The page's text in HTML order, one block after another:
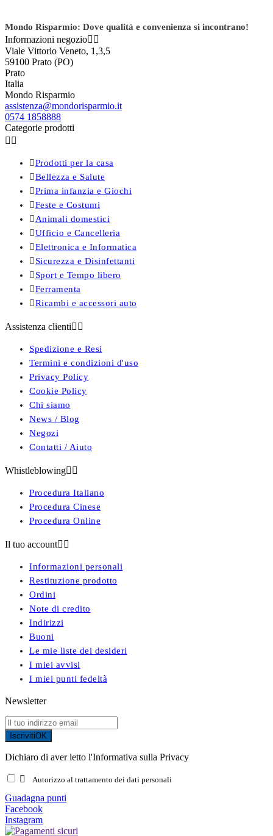
Mondo Risparmio: Dove qualità e convenienza si incontrano!
Informazioni negozio 
Viale Vittorio Veneto, 1,3,5
59100 Prato (PO)
Prato
Italia
Mondo Risparmio
assistenza@mondorisparmio.it
0574 1858888
Categorie prodotti
 
Prodotti per la casa
Bellezza e Salute
Prima infanzia e Giochi
Feste e Costumi
 Animali domestici
Ufficio e Cancelleria
Elettronica e Informatica
 Sicurezza e Disinfettanti
 Sport e Tempo libero
Ferramenta
Ricambi e accessori auto
Assistenza clienti 
Spedizione e Resi
Termini e condizioni d'uso
Privacy Policy
Cookie Policy
Chi siamo
News / Blog
Negozi
Contatti / Aiuto
Whistleblowing 
Procedura Italiano
Procedura Cinese
Procedura Online
Il tuo account 
Informazioni personali
Restituzione prodotto
Ordini
Note di credito
Indirizzi
Buoni
Le mie liste dei desideri
I miei avvisi
I miei punti fedeltà
Newsletter
IscrivitiOK
Dichiaro di aver letto l'Informativa sulla Privacy
 Autorizzo al trattamento dei dati personali
Guadagna punti
Facebook
Instagram